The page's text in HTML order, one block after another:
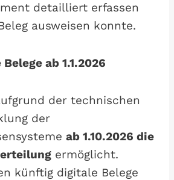
detailliert erfassen
ausweisen konnte.
ab 1.1.2026
der technischen
der
ab 1.10.2026 die
ermöglicht.
künftig digitale Belege